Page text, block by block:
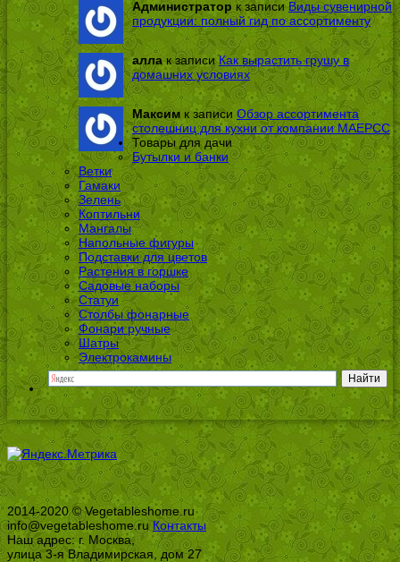
Администратор к записиВиды сувенирной
продукции: полный гид по ассортименту
аллак записиКак вырастить грушу в
домашних условиях
Максим к записиОбзор ассортимента
столешниц для кухни от компании МАЕРСС
Товары для дачи
Бутылки и банки
Ветки
Гамаки
Зелень
Коптильни
Мангалы
Напольные фигуры
Подставки для цветов
Растения в горшке
Садовые наборы
Статуи
Столбы фонарные
Фонари ручные
Шатры
Электрокамины
2014-2020 © Vegetableshome.ru
info@vegetableshome.ruКонтакты
Наш адрес: г. Москва,
улица 3-я Владимирская, дом 27